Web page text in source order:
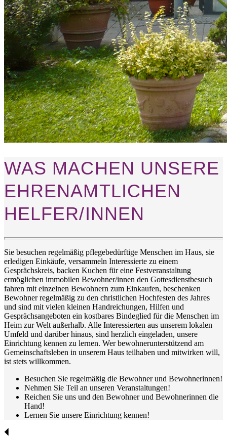
WAS MACHEN UNSERE
EHRENAMTLICHEN
HELFER/INNEN
Sie besuchen regelmäßig pflegebedürftige Menschen im Haus, sie
erledigen Einkäufe, versammeln Interessierte zu einem
Gesprächskreis, backen Kuchen für eine Festveranstaltung
ermöglichen immobilen Bewohner/innen den Gottesdienstbesuch
fahren mit einzelnen Bewohnern zum Einkaufen, beschenken
Bewohner regelmäßig zu den christlichen Hochfesten des Jahres
und sind mit vielen kleinen Handreichungen, Hilfen und
Gesprächsangeboten ein kostbares Bindeglied für die Menschen im
Heim zur Welt außerhalb. Alle Interessierten aus unserem lokalen
Umfeld und darüber hinaus, sind herzlich eingeladen, unsere
Einrichtung kennen zu lernen. Wer bewohnerunterstützend am
Gemeinschaftsleben in unserem Haus teilhaben und mitwirken will,
ist stets willkommen.
Besuchen Sie regelmäßig die Bewohner und Bewohnerinnen!
Nehmen Sie Teil an unseren Veranstaltungen!
Reichen Sie uns und den Bewohner und Bewohnerinnen die
Hand!
Lernen Sie unsere Einrichtung kennen!